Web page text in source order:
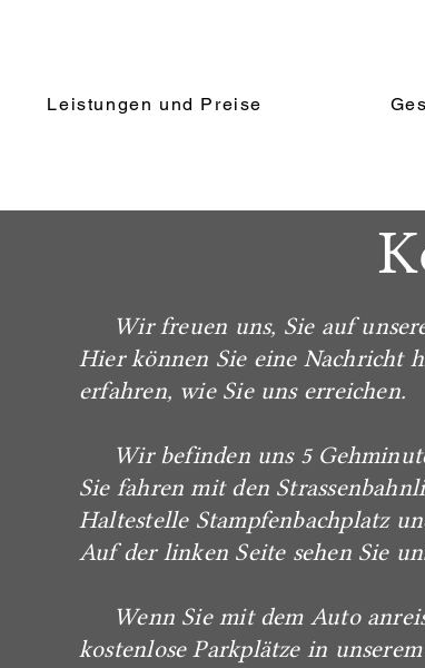
Leistungen und Preise
Wir freuen uns, Sie auf
Hier können Sie eine Nachricht
erfahren, wie Sie uns erreichen.
Wir befinden uns 5
Sie fahren mit den
Haltestelle Stampfenbachplatz
Auf der linken Seite sehen Sie
Wenn Sie mit dem Auto
kostenlose Parkplätze in